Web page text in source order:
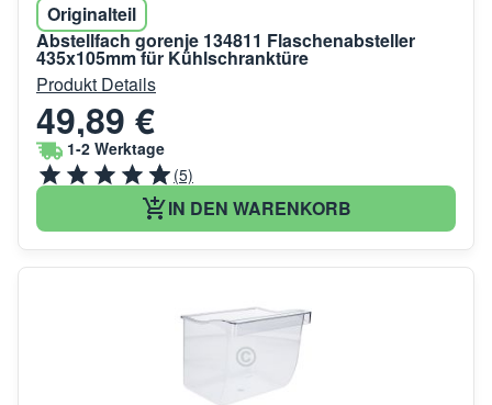
Originalteil
Abstellfach gorenje 134811 Flaschenabsteller
435x105mm für Kühlschranktüre
Produkt Details
49,89 €
1-2 Werktage
(5)
IN DEN WARENKORB